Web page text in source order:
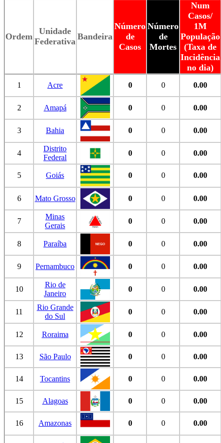
Ordem
Unidade
Federativa Bandeira
Número
de
Casos
Número
de
Mortes
Num
Casos/
1M
População
(Taxa de
Incidência
no dia)
1 Acre 0 0 0.00
2 Amapá 0 0 0.00
3 Bahia 0 0 0.00
4
Distrito
Federal
0 0 0.00
5 Goiás 0 0 0.00
6 Mato Grosso 0 0 0.00
7
Minas
Gerais
0 0 0.00
8 Paraíba 0 0 0.00
9 Pernambuco 0 0 0.00
10
Rio de
Janeiro
0 0 0.00
11
Rio Grande
do Sul
0 0 0.00
12 Roraima 0 0 0.00
13 São Paulo 0 0 0.00
14 Tocantins 0 0 0.00
15 Alagoas 0 0 0.00
16 Amazonas 0 0 0.00